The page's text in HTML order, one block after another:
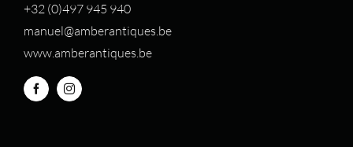
+32 (0)497 945 940
manuel@amberantiques.be
www.amberantiques.be